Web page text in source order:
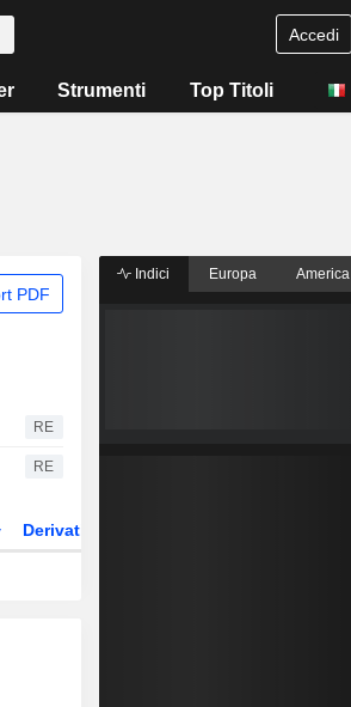
Accedi
Strumenti Top Titoli
PDF
RE
RE
Derivati
Indici Europa America